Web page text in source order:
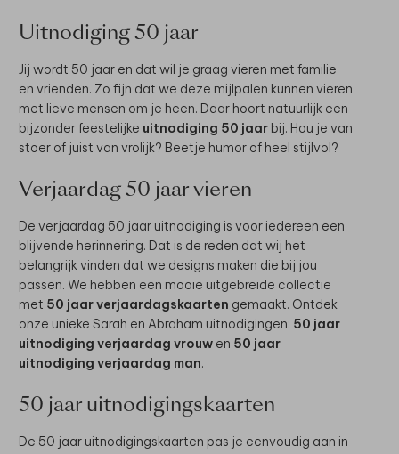
Uitnodiging 50 jaar
Jij wordt 50 jaar en dat wil je graag vieren met familie
en vrienden. Zo fijn dat we deze mijlpalen kunnen vieren
met lieve mensen om je heen. Daar hoort natuurlijk een
bijzonder feestelijke uitnodiging 50 jaar bij. Hou je van
stoer of juist van vrolijk? Beetje humor of heel stijlvol?
Verjaardag 50 jaar vieren
De verjaardag 50 jaar uitnodiging is voor iedereen een
blijvende herinnering. Dat is de reden dat wij het
belangrijk vinden dat we designs maken die bij jou
passen. We hebben een mooie uitgebreide collectie
met 50 jaar verjaardagskaarten gemaakt. Ontdek
onze unieke Sarah en Abraham uitnodigingen: 50 jaar
uitnodiging verjaardag vrouw en 50 jaar
uitnodiging verjaardag man.
50 jaar uitnodigingskaarten
De 50 jaar uitnodigingskaarten pas je eenvoudig aan in